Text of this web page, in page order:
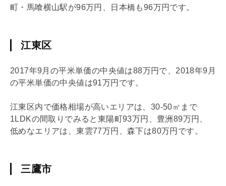
町・馬喰横山駅が96万円、日本橋も96万円です。
江東区
2017年9月の平米単価の中央値は88万円で、2018年9月
の平米単価の中央値は91万円です。
江東区内で価格相場が高いエリアは、30-50㎡まで
1 LDKの間取りでみると東陽町93万円、豊洲89万円、
低めなエリアは、東雲77万円、森下は80万円です。
三鷹市